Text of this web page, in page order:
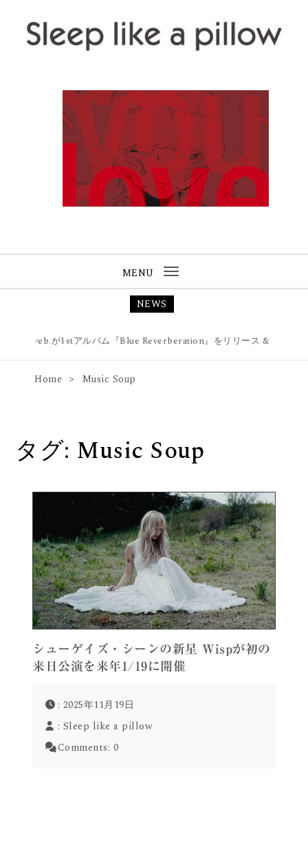
Skip to content
MENU
Toggle
NEWS
web.が1stアルバム『Blue Reverberation』をリリース & 幡ヶ谷
Home Music Soup
タグ: Music Soup
シューゲイズ・シーンの新星 Wispが初の
来日公演を来年1/19に開催
: 2025年11月19日
: Sleep like a pillow
Comments: 0